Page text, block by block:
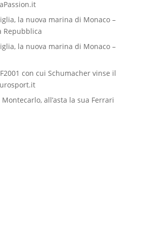
la nuova marina di Monaco –
Repubblica
la nuova marina di Monaco –
con cui Schumacher vinse il
all’asta la sua Ferrari